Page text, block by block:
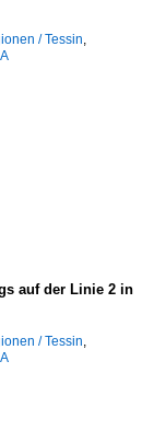
/ Tessin
auf der Linie 2 in
/ Tessin